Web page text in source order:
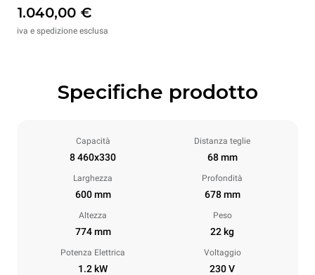
1.040,00 €
iva e spedizione esclusa
Specifiche prodotto
Capacità
8 460x330
Distanza teglie
68 mm
Larghezza
600 mm
Profondità
678 mm
Altezza
774 mm
Peso
22 kg
Potenza Elettrica
1.2 kW
Voltaggio
230 V